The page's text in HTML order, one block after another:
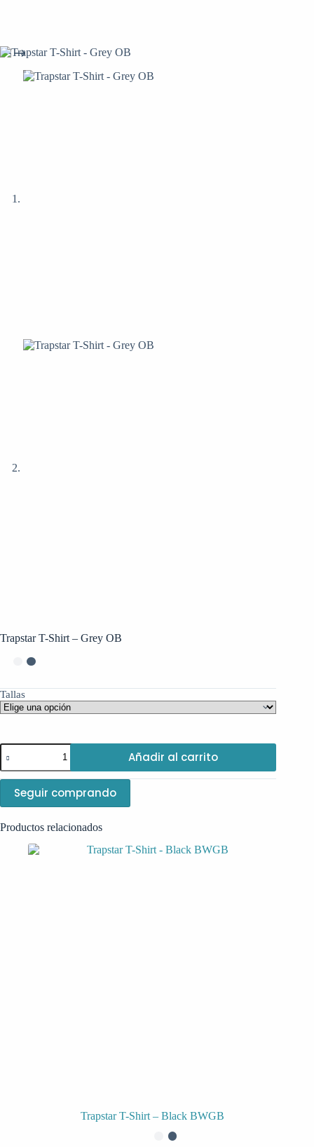
Trapstar T-Shirt – Grey OB
Tallas
Trapstar
T-
Shirt
-
Grey
OB
Añadir al carrito
Seguir comprando
Productos relacionados
Trapstar T-Shirt – Black BWGB